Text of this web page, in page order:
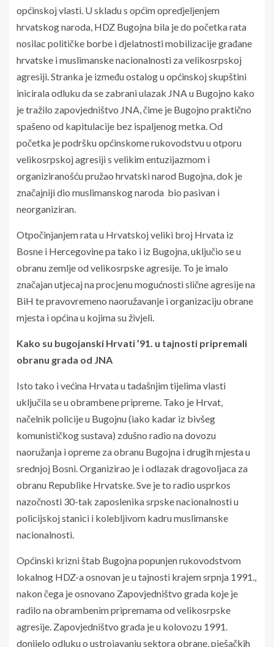
općinskoj vlasti. U skladu s općim opredjeljenjem
hrvatskog naroda, HDZ Bugojna bila je do početka rata
nosilac političke borbe i djelatnosti mobilizacije građane
hrvatske i muslimanske nacionalnosti za velikosrpskoj
agresiji. Stranka je između ostalog u općinskoj skupštini
inicirala odluku da se zabrani ulazak JNA u Bugojno kako
je tražilo zapovjedništvo JNA, čime je Bugojno praktično
spašeno od kapitulacije bez ispaljenog metka. Od
početka je podršku općinskome rukovodstvu u otporu
velikosrpskoj agresiji s velikim entuzijazmom i
organiziranošću pružao hrvatski narod Bugojna, dok je
značajniji dio muslimanskog naroda bio pasivan i
neorganiziran.
Otpočinjanjem rata u Hrvatskoj veliki broj Hrvata iz
Bosne i Hercegovine pa tako i iz Bugojna, uključio se u
obranu zemlje od velikosrpske agresije. To je imalo
značajan utjecaj na procjenu mogućnosti slične agresije na
BiH te pravovremeno naoružavanje i organizaciju obrane
mjesta i općina u kojima su živjeli.
Kako su bugojanski Hrvati ’91. u tajnosti pripremali
obranu grada od JNA
Isto tako i većina Hrvata u tadašnjim tijelima vlasti
uključila se u obrambene pripreme. Tako je Hrvat,
načelnik policije u Bugojnu (iako kadar iz bivšeg
komunističkog sustava) zdušno radio na dovozu
naoružanja i opreme za obranu Bugojna i drugih mjesta u
srednjoj Bosni. Organizirao je i odlazak dragovoljaca za
obranu Republike Hrvatske. Sve je to radio usprkos
nazočnosti 30-tak zaposlenika srpske nacionalnosti u
policijskoj stanici i kolebljivom kadru muslimanske
nacionalnosti.
Općinski krizni štab Bugojna popunjen rukovodstvom
lokalnog HDZ-a osnovan je u tajnosti krajem srpnja 1991.,
nakon čega je osnovano Zapovjedništvo grada koje je
radilo na obrambenim pripremama od velikosrpske
agresije. Zapovjedništvo grada je u kolovozu 1991.
donijelo odluku o ustrojavanju sektora obrane, pješačkih